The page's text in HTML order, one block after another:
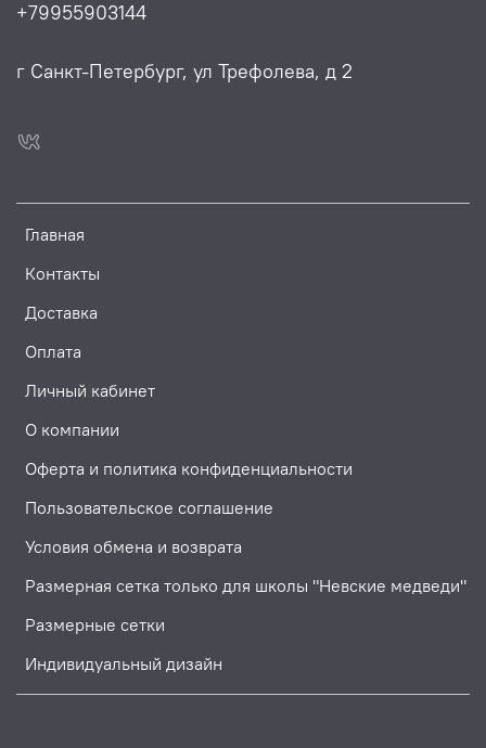
Главная
Контакты
Доставка
Оплата
Личный кабинет
О компании
Оферта и политика конфиденциальности
Пользовательское соглашение
Условия обмена и возврата
Размерная сетка только для школы "Невские медведи"
Размерные сетки
Индивидуальный дизайн
+79955903144
г Санкт-Петербург, ул Трефолева, д 2